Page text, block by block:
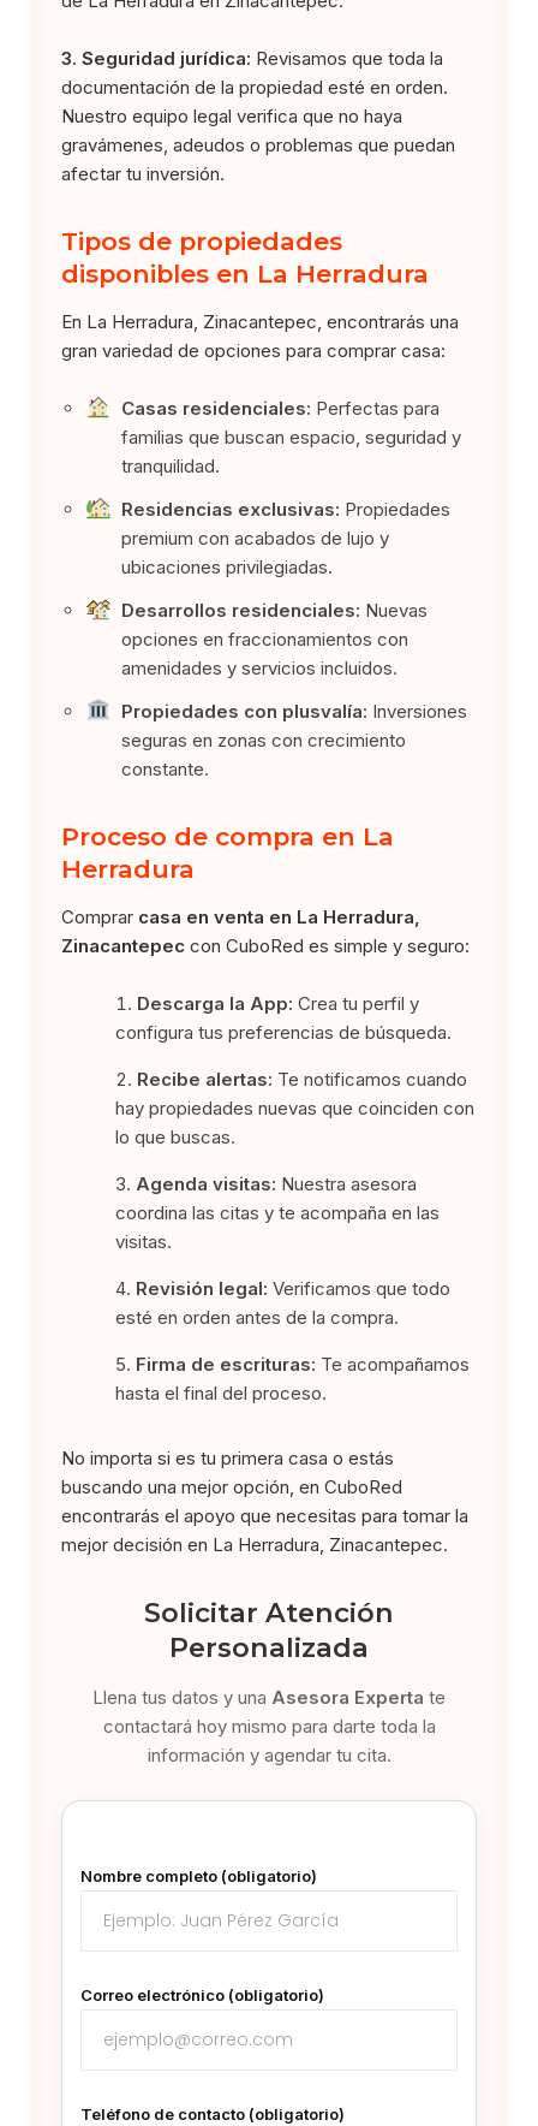
3. Seguridad jurídica: Revisamos que toda la
documentación de la propiedad esté en orden.
Nuestro equipo legal verifica que no haya
gravámenes, adeudos o problemas que puedan
afectar tu inversión.
Tipos de propiedades
disponibles en La Herradura
En La Herradura, Zinacantepec, encontrarás una
gran variedad de opciones para comprar casa:
Casas residenciales: Perfectas para
familias que buscan espacio, seguridad y
tranquilidad.
Residencias exclusivas: Propiedades
premium con acabados de lujo y
ubicaciones privilegiadas.
Desarrollos residenciales: Nuevas
opciones en fraccionamientos con
amenidades y servicios incluidos.
Propiedades con plusvalía: Inversiones
seguras en zonas con crecimiento
constante.
Proceso de compra en La
Herradura
Comprar casa en venta en La Herradura,
Zinacantepec con CuboRed es simple y seguro:
Descarga la App: Crea tu perfil y
configura tus preferencias de búsqueda.
Recibe alertas: Te notificamos cuando
hay propiedades nuevas que coinciden con
lo que buscas.
Agenda visitas: Nuestra asesora
coordina las citas y te acompaña en las
visitas.
Revisión legal: Verificamos que todo
esté en orden antes de la compra.
Firma de escrituras: Te acompañamos
hasta el final del proceso.
No importa si es tu primera casa o estás
buscando una mejor opción, en CuboRed
encontrarás el apoyo que necesitas para tomar la
mejor decisión en La Herradura, Zinacantepec.
Solicitar Atención
Personalizada
Llena tus datos y una Asesora Experta te
contactará hoy mismo para darte toda la
información y agendar tu cita.
Nombre completo (obligatorio)
Correo electrónico (obligatorio)
Teléfono de contacto (obligatorio)